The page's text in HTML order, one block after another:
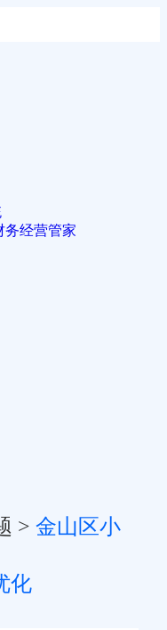
务经营管家
> 金山区小
化